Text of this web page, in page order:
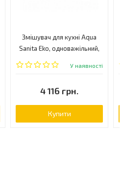
Змішувач для кухні Aqua
Sanita Eko, одноважільний,
чорний металік (2561-601)
У наявності
4 116 грн.
Купити